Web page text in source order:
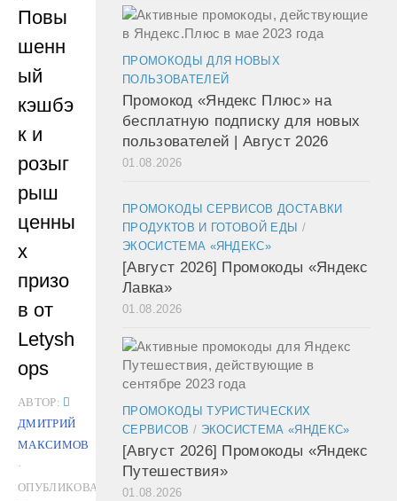
Повы
шенн
ый
кэшбэ
к и
розыг
рыш
ценны
х
призо
в от
Letysh
ops
АВТОР:
ДМИТРИЙ
МАКСИМОВ
·
ОПУБЛИКОВАНО
ПРОМОКОДЫ ДЛЯ НОВЫХ
ПОЛЬЗОВАТЕЛЕЙ
Промокод «Яндекс Плюс» на
бесплатную подписку для новых
пользователей | Август 2026
01.08.2026
ПРОМОКОДЫ СЕРВИСОВ ДОСТАВКИ
ПРОДУКТОВ И ГОТОВОЙ ЕДЫ /
ЭКОСИСТЕМА «ЯНДЕКС»
[Август 2026] Промокоды «Яндекс
Лавка»
01.08.2026
ПРОМОКОДЫ ТУРИСТИЧЕСКИХ
СЕРВИСОВ / ЭКОСИСТЕМА «ЯНДЕКС»
[Август 2026] Промокоды «Яндекс
Путешествия»
01.08.2026